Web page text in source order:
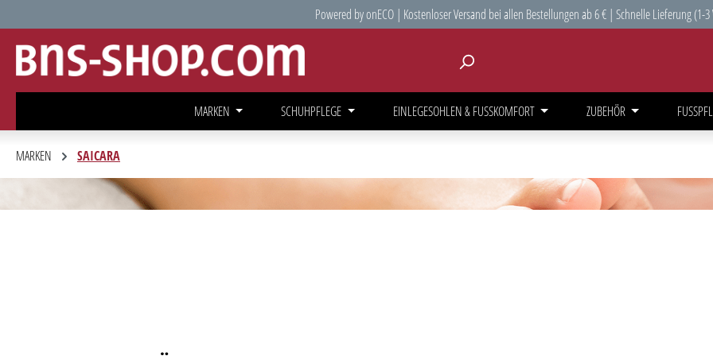
Powered by onECO | Kostenloser Versand bei allen Bestellungen ab 6 € | Schnelle Lieferung (1-
MARKEN SCHUHPFLEGE EINLEGESOHLEN & FUSSKOMFORT ZUBEHÖR
MARKEN SAICARA